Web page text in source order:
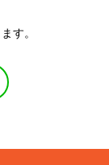
す。